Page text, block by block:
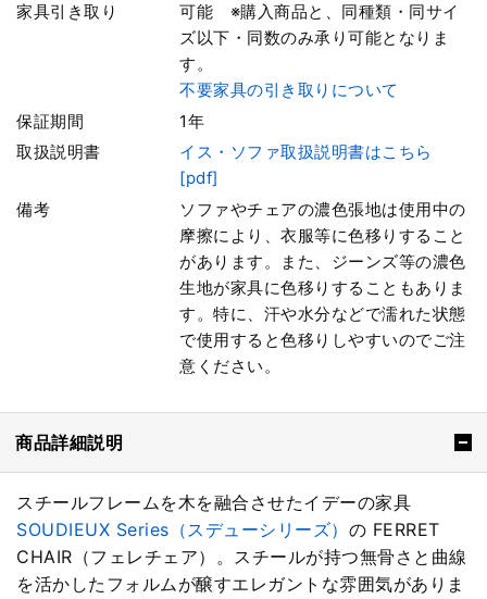
家具引き取り
可能 ※購入商品と、同種類・同サイ
ズ以下・同数のみ承り可能となりま
す。
不要家具の引き取りについて
保証期間
1年
取扱説明書
イス・ソファ取扱説明書はこちら
[pdf]
備考
ソファやチェアの濃色張地は使用中の
摩擦により、衣服等に色移りすること
があります。また、ジーンズ等の濃色
生地が家具に色移りすることもありま
す。特に、汗や水分などで濡れた状態
で使用すると色移りしやすいのでご注
意ください。
商品詳細説明
スチールフレームを木を融合させたイデーの家具
SOUDIEUX Series（スデューシリーズ） の FERRET
CHAIR（フェレチェア）。スチールが持つ無骨さと曲線
を活かしたフォルムが醸すエレガントな雰囲気がありま